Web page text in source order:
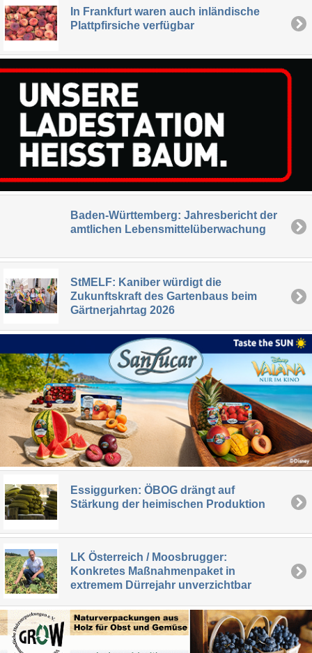
In Frankfurt waren auch inländische
Plattpfirsiche verfügbar
Baden-Württemberg: Jahresbericht der
amtlichen Lebensmittelüberwachung
StMELF: Kaniber würdigt die
Zukunftskraft des Gartenbaus beim
Gärtnerjahrtag 2026
Essiggurken: ÖBOG drängt auf
Stärkung der heimischen Produktion
LK Österreich / Moosbrugger:
Konkretes Maßnahmenpaket in
extremem Dürrejahr unverzichtbar